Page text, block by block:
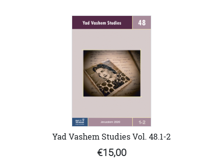
Yad Vashem Studies Vol. 48.1-2
€15,00